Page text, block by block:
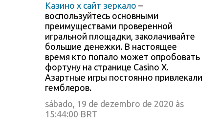
Казино х сайт зеркало –
воспользуйтесь основными
преимуществами проверенной
игральной площадки, заколачивайте
большие денежки. В настоящее
время кто попало может опробовать
фортуну на странице Casino X.
Азартные игры постоянно привлекали
гемблеров.
sábado, 19 de dezembro de 2020 às
15:44:00 BRT